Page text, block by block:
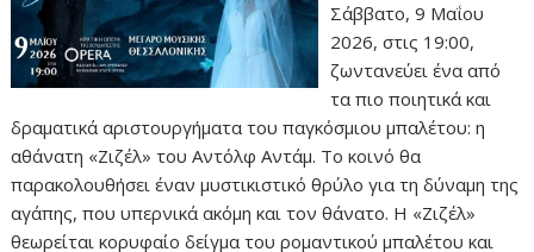
Σάββατο, 9 Μαΐου
2026, στις 19:00​,
ζωντανεύει ένα από
τα πιο ποιητικά και
δραματικά αριστουργήματα του παγκόσμιου μπαλέτου: η
αθάνατη «Ζιζέλ» του Αντόλφ Αντάμ. Το κοινό θα
παρακολουθήσει έναν μυστικιστικό θρύλο για τη δύναμη της
αγάπης, που υπερνικά ακόμη και τον θάνατο. Η «Ζιζέλ»
θεωρείται κορυφαίο δείγμα του ρομαντικού μπαλέτου και